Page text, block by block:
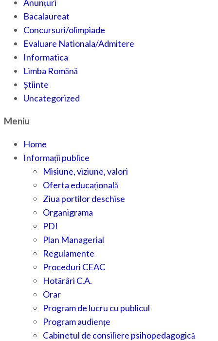
Anunțuri
Bacalaureat
Concursuri/olimpiade
Evaluare Nationala/Admitere
Informatica
Limba Romănă
Știinte
Uncategorized
Meniu
Home
Informații publice
Misiune, viziune, valori
Oferta educațională
Ziua portilor deschise
Organigrama
PDI
Plan Managerial
Regulamente
Proceduri CEAC
Hotărâri C.A.
Orar
Program de lucru cu publicul
Program audiențe
Cabinetul de consiliere psihopedagogică